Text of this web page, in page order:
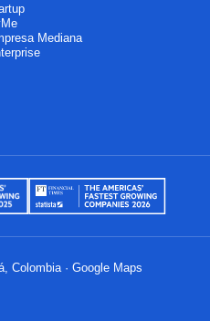
Mediana
Colombia ·Google Maps